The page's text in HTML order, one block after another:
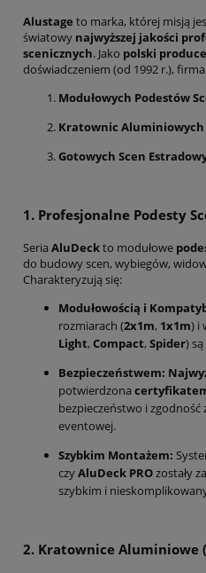
Alustage to marka, której misją
światowy najwyższej jakości
scenicznych. Jako polski
doświadczeniem (od 1992 r.),
Modułowych Podestów
Kratownic Aluminiowych
Gotowych Scen
1. Profesjonalne Podesty
Seria AluDeckto modułowe
do budowy scen, wybiegów,
Charakteryzują się:
Modułowością i
rozmiarach (2x1m, 1x1m) i
Light, Compact, Spider)
Bezpieczeństwem:
potwierdzona
bezpieczeństwo i zgodność
eventowej.
Szybkim Montażem:
czyAluDeck PROzostały
szybkim i
2. Kratownice Aluminiowe